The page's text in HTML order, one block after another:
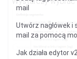
mail
Utwórz nagłówek
mail za pomocą
Jak działa edytor